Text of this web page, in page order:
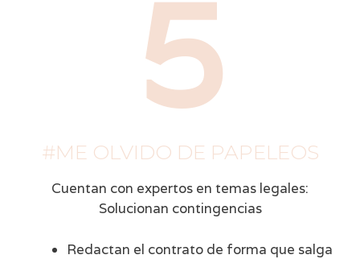
5
#ME OLVIDO DE PAPELEOS
Cuentan con expertos en temas legales:
Solucionan contingencias
Redactan el contrato de forma que salga